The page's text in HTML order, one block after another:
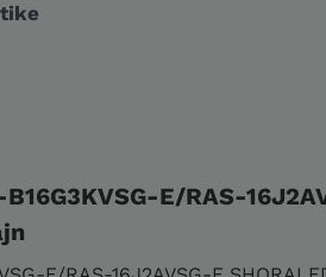
E/RAS-